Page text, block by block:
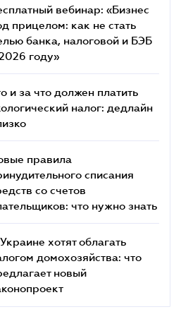
вебинар: «Бизнес
прицелом: как не стать
банка, налоговой и БЭБ
году»
и за что должен платить
налог: дедлайн
правила
списания
со счетов
что нужно знать
хотят облагать
домохозяйства: что
новый